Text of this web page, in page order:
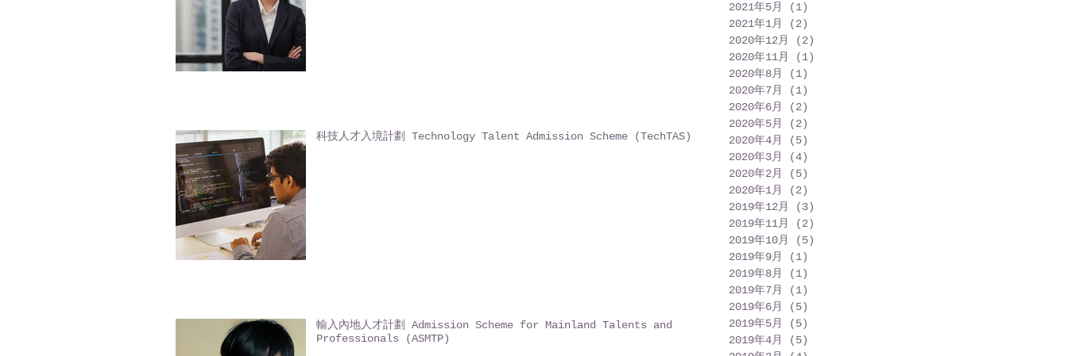
科技人才入境計劃 Technology Talent Admission Scheme (TechTAS)
輸入內地人才計劃 Admission Scheme for Mainland Talents and
Professionals (ASMTP)
2021年5月
(1)
2021年1月
(2)
2020年12月
(2)
2020年11月
(1)
2020年8月
(1)
2020年7月
(1)
2020年6月
(2)
2020年5月
(2)
2020年4月
(5)
2020年3月
(4)
2020年2月
(5)
2020年1月
(2)
2019年12月
(3)
2019年11月
(2)
2019年10月
(5)
2019年9月
(1)
2019年8月
(1)
2019年7月
(1)
2019年6月
(5)
2019年5月
(5)
2019年4月
(5)